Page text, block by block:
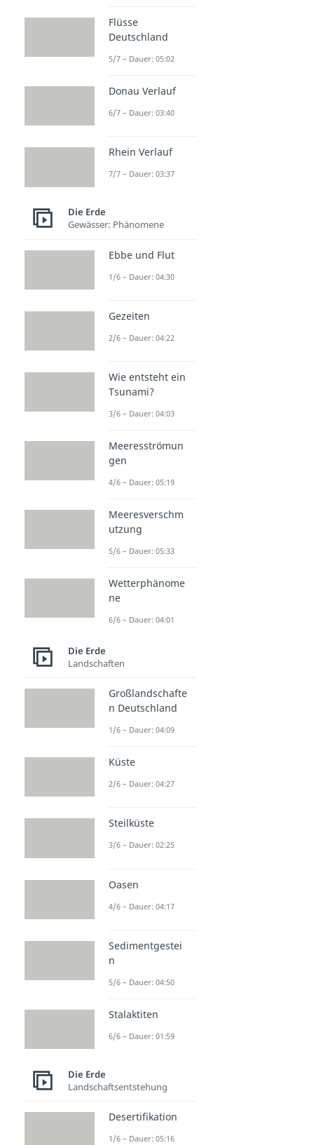
Flüsse
Deutschland
5/7 – Dauer: 05:02
Donau Verlauf
6/7 – Dauer: 03:40
Rhein Verlauf
7/7 – Dauer: 03:37
Die Erde
Gewässer: Phänomene
Ebbe und Flut
1/6 – Dauer: 04:30
Gezeiten
2/6 – Dauer: 04:22
Wie entsteht ein
Tsunami?
3/6 – Dauer: 04:03
Meeresströmun
gen
4/6 – Dauer: 05:19
Meeresverschm
utzung
5/6 – Dauer: 05:33
Wetterphänome
ne
6/6 – Dauer: 04:01
Die Erde
Landschaften
Großlandschafte
n Deutschland
1/6 – Dauer: 04:09
Küste
2/6 – Dauer: 04:27
Steilküste
3/6 – Dauer: 02:25
Oasen
4/6 – Dauer: 04:17
Sedimentgestei
n
5/6 – Dauer: 04:50
Stalaktiten
6/6 – Dauer: 01:59
Die Erde
Landschaftsentstehung
Desertifikation
1/6 – Dauer: 05:16